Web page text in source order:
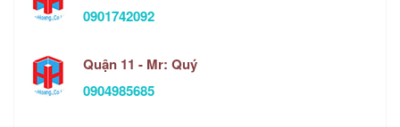
0901742092
Quận 11 - Mr: Quý
0904985685